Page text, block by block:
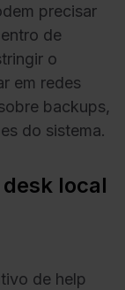
precisar
de
o
em redes
backups,
do sistema.
local
de help